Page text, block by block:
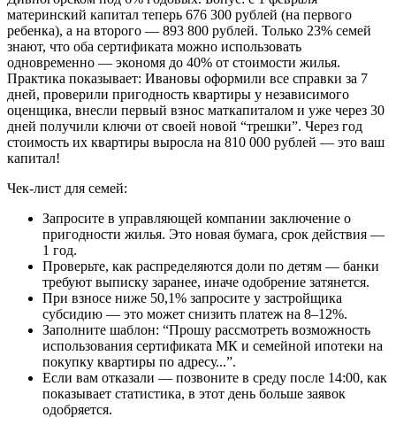
материнский капитал теперь 676 300 рублей (на первого
ребенка), а на второго — 893 800 рублей. Только 23% семей
знают, что оба сертификата можно использовать
одновременно — экономя до 40% от стоимости жилья.
Практика показывает: Ивановы оформили все справки за 7
дней, проверили пригодность квартиры у независимого
оценщика, внесли первый взнос маткапиталом и уже через 30
дней получили ключи от своей новой “трешки”. Через год
стоимость их квартиры выросла на 810 000 рублей — это ваш
капитал!
Чек-лист для семей:
Запросите в управляющей компании заключение о
пригодности жилья. Это новая бумага, срок действия —
1 год.
Проверьте, как распределяются доли по детям — банки
требуют выписку заранее, иначе одобрение затянется.
При взносе ниже 50,1% запросите у застройщика
субсидию — это может снизить платеж на 8–12%.
Заполните шаблон: “Прошу рассмотреть возможность
использования сертификата МК и семейной ипотеки на
покупку квартиры по адресу...”.
Если вам отказали — позвоните в среду после 14:00, как
показывает статистика, в этот день больше заявок
одобряется.